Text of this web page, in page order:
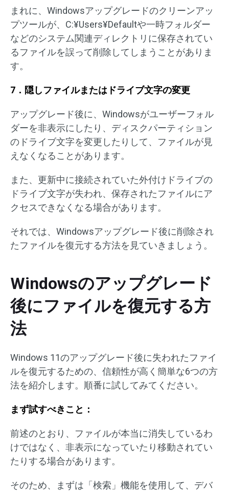
まれに、Windowsアップグレードのクリーンアッ
プツールが、C:¥Users¥Defaultや一時フォルダー
などのシステム関連ディレクトリに保存されてい
るファイルを誤って削除してしまうことがありま
す。
7．隠しファイルまたはドライブ文字の変更
アップグレード後に、Windowsがユーザーフォル
ダーを非表示にしたり、ディスクパーティション
のドライブ文字を変更したりして、ファイルが見
えなくなることがあります。
また、更新中に接続されていた外付けドライブの
ドライブ文字が失われ、保存されたファイルにア
クセスできなくなる場合があります。
それでは、Windowsアップグレード後に削除され
たファイルを復元する方法を見ていきましょう。
Windowsのアップグレード
後にファイルを復元する方
法
Windows 11のアップグレード後に失われたファイ
ルを復元するための、信頼性が高く簡単な6つの方
法を紹介します。順番に試してみてください。
まず試すべきこと：
前述のとおり、ファイルが本当に消失しているわ
けではなく、非表示になっていたり移動されてい
たりする場合があります。
そのため、まずは「検索」機能を使用して、デバ